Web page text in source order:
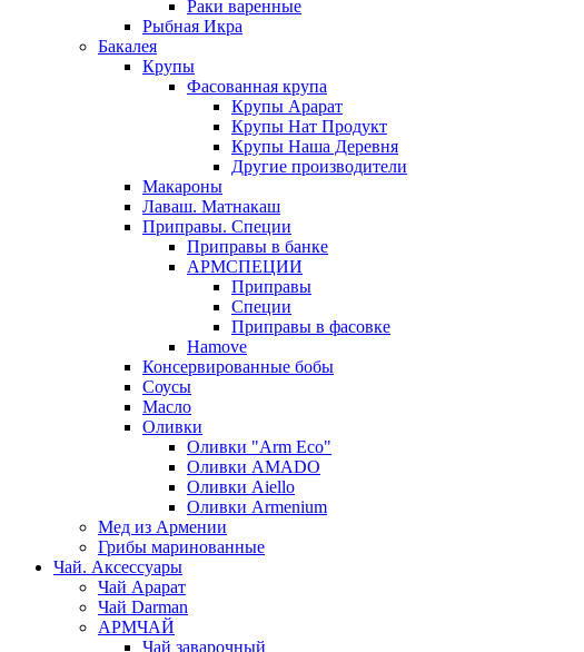
Раки варенные
Рыбная Икра
Бакалея
Крупы
Фасованная крупа
Крупы Арарат
Крупы Нат Продукт
Крупы Наша Деревня
Другие производители
Макароны
Лаваш. Матнакаш
Приправы. Специи
Приправы в банке
АРМСПЕЦИИ
Приправы
Специи
Приправы в фасовке
Hamove
Консервированные бобы
Соусы
Масло
Оливки
Оливки "Arm Eco"
Оливки AMADO
Оливки Aiello
Оливки Armenium
Мед из Армении
Грибы маринованные
Чай. Аксессуары
Чай Арарат
Чай Darman
АРМЧАЙ
Чай заварочный